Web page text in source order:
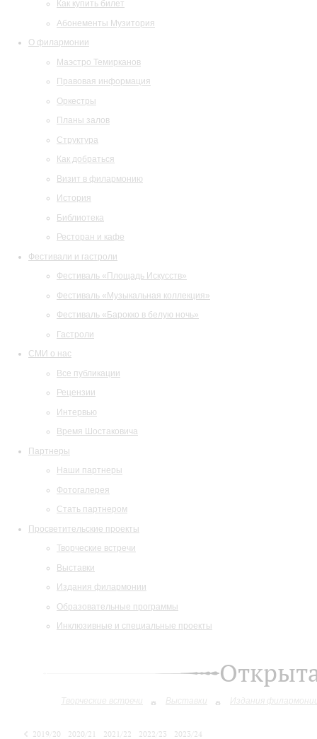
Как купить билет
Абонементы Музитория
О филармонии
Маэстро Темирканов
Правовая информация
Оркестры
Планы залов
Структура
Как добраться
Визит в филармонию
История
Библиотека
Ресторан и кафе
Фестивали и гастроли
Фестиваль «Площадь Искусств»
Фестиваль «Музыкальная коллекция»
Фестиваль «Барокко в белую ночь»
Гастроли
СМИ о нас
Все публикации
Рецензии
Интервью
Время Шостаковича
Партнеры
Наши партнеры
Фотогалерея
Стать партнером
Просветительские проекты
Творческие встречи
Выставки
Издания филармонии
Образовательные программы
Инклюзивные и специальные проекты
Творческие встречи Выставки Издания
2019/20 2020/21 2021/22 2022/23
2023/24